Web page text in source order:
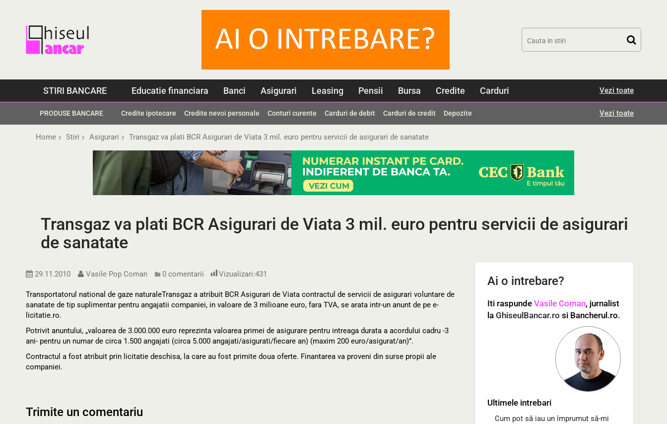
STIRI BANCARE Educatie financiara Banci Asigurari Leasing Pensii Bursa Credite Carduri Vezi toate
PRODUSE BANCARE Credite ipotecare Credite nevoi personale Conturi curente Carduri de debit Carduri de credit Depozite Vezi toate
Home Stiri Asigurari Transgaz va plati BCR Asigurari de Viata 3 mil. euro pentru servicii de asigurari de sanatate
Transgaz va plati BCR Asigurari de Viata 3 mil. euro pentru servicii de asigurari
de sanatate
29.11.2010 Vasile Pop Coman 0 comentarii Vizualizari:431
Transportatorul national de gaze naturaleTransgaz a atribuit BCR Asigurari de Viata contractul de servicii de asigurari voluntare de
sanatate de tip suplimentar pentru angajatii companiei, in valoare de 3 milioane euro, fara TVA, se arata intr-un anunt de pe e-
licitatie.ro.
Potrivit anuntului, „valoarea de 3.000.000 euro reprezinta valoarea primei de asigurare pentru intreaga durata a acordului cadru -3
ani- pentru un numar de circa 1.500 angajati (circa 5.000 angajati/asigurati/fiecare an) (maxim 200 euro/asigurat/an)”.
Contractul a fost atribuit prin licitatie deschisa, la care au fost primite doua oferte. Finantarea va proveni din surse propii ale
companiei.
Trimite un comentariu
Ai o intrebare?
Iti raspunde Vasile Coman, jurnalist
la GhiseulBancar.ro si Bancherul.ro.
Ultimele intrebari
Cum pot să iau un împrumut să-mi